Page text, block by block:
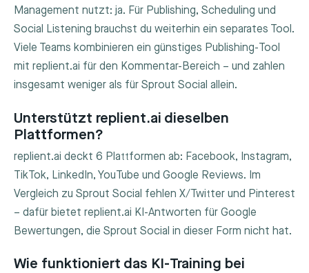
Management nutzt: ja. Für Publishing, Scheduling und
Social Listening brauchst du weiterhin ein separates Tool.
Viele Teams kombinieren ein günstiges Publishing-Tool
mit replient.ai für den Kommentar-Bereich – und zahlen
insgesamt weniger als für Sprout Social allein.
Unterstützt replient.ai dieselben
Plattformen?
replient.ai deckt 6 Plattformen ab: Facebook, Instagram,
TikTok, LinkedIn, YouTube und Google Reviews. Im
Vergleich zu Sprout Social fehlen X/Twitter und Pinterest
– dafür bietet replient.ai KI-Antworten für Google
Bewertungen, die Sprout Social in dieser Form nicht hat.
Wie funktioniert das KI-Training bei